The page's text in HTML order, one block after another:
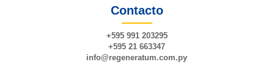
Contacto
+595 991 203295
+595 21 663347
info@regeneratum.com.py